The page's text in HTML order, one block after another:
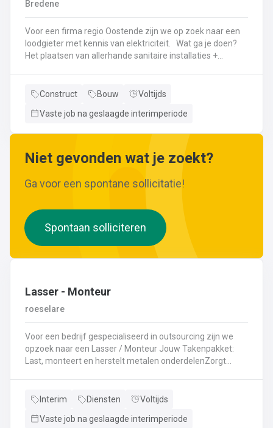
wijzigingen aan leidingen aanbrengen.Werken met
Bredene
Voor een firma regio Oostende zijn we op zoek naar een
loodgieter met kennis van elektriciteit. Wat ga je doen?
Het plaatsen van allerhande sanitaire installaties +
sanitaire toestellenBij Klanten herstellingen gaan
Neem gerust de vacature even door! Indien je nog vragen
Construct Bouw
Voltijds
Vaste job na geslaagde interimperiode
Niet gevonden wat je zoekt?
Ga voor een spontane sollicitatie!
Spontaan solliciteren
Lasser - Monteur
roeselare
Voor een bedrijf gespecialiseerd in outsourcing zijn we
opzoek naar een Lasser / Monteur Jouw Takenpakket:
Last, monteert en herstelt metalen onderdelenZorgt
gemakBepaalt en past de juiste lastechniek toe
kwaliteitsgericht volgens veiligheidsvoorschriftenDraagt
Interim Diensten
Voltijds
Vaste job na geslaagde interimperiode